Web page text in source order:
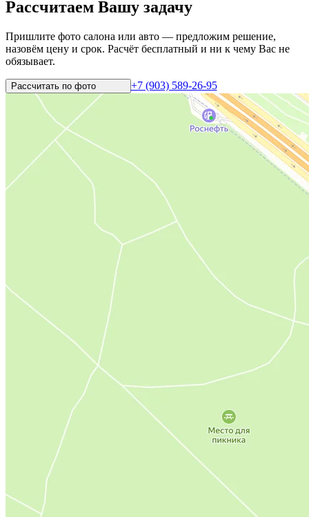
Рассчитаем Вашу задачу
Пришлите фото салона или авто — предложим решение,
назовём цену и срок. Расчёт бесплатный и ни к чему Вас не
обязывает.
Рассчитать по фото +7 (903) 589-26-95